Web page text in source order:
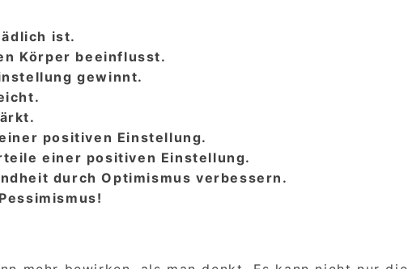
ist.
Körper beeinflusst.
gewinnt.
positiven Einstellung.
einer positiven Einstellung.
durch Optimismus verbessern.